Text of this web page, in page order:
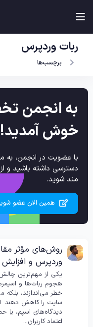
ربات وردپرس
برچسب‌ها
به انجمن
خوش آمدید!
با عضویت در انجمن، به
دسترسی داشته باشید و
مند شوید.
همین الان عضو
روش‌های مؤثر
وردپرس و
یکی از مهم‌ترین
هجوم ربات‌ها و
خطر می‌اندازند،
سایت را کاهش دهند.
اعتماد کاربران...